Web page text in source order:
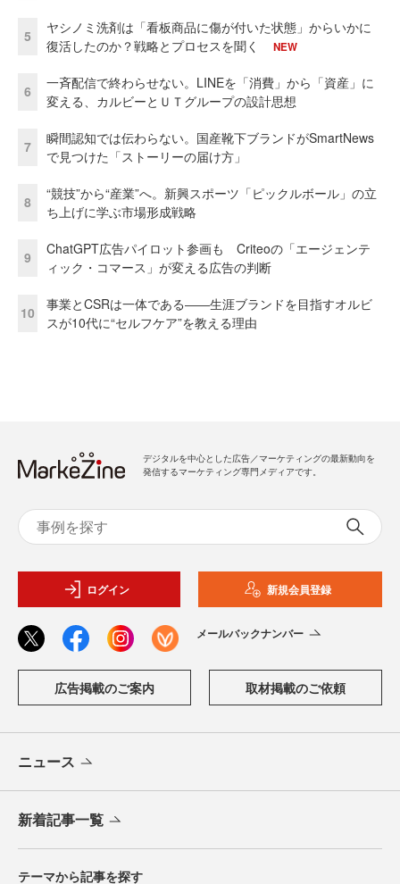
5
ヤシノミ洗剤は「看板商品に傷が付いた状態」からいかに
復活したのか？戦略とプロセスを聞く
NEW
6
一斉配信で終わらせない。LINEを「消費」から「資産」に
変える、カルビーとＵＴグループの設計思想
7
瞬間認知では伝わらない。国産靴下ブランドがSmartNews
で見つけた「ストーリーの届け方」
8
“競技”から“産業”へ。新興スポーツ「ピックルボール」の立
ち上げに学ぶ市場形成戦略
9
ChatGPT広告パイロット参画も Criteoの「エージェンテ
ィック・コマース」が変える広告の判断
10
事業とCSRは一体である――生涯ブランドを目指すオルビ
スが10代に“セルフケア”を教える理由
デジタルを中心とした広告／マーケティングの最新動向を
発信するマーケティング専門メディアです。
ログイン 新規会員登録
メールバックナンバー
広告掲載のご案内 取材掲載のご依頼
ニュース
新着記事一覧
テーマから記事を探す